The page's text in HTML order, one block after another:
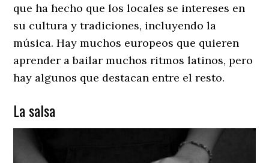
que ha hecho que los locales se intereses en
su cultura y tradiciones, incluyendo la
música. Hay muchos europeos que quieren
aprender a bailar muchos ritmos latinos, pero
hay algunos que destacan entre el resto.
La salsa